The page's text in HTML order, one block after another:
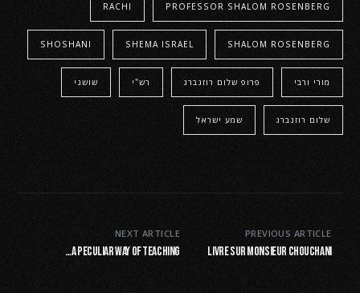
PROFESSOR SHALOM ROSENBERG
RACHI
SHALOM ROSENBERG
SHEMA ISRAEL
SHOSHANI
מורי ורבי פרופ שלום רוזנברג רש"י שושני
שלום רוזנברג שמע ישראל
PREVIOUS ARTICLE
Livre sur Monsieur Chouchani
NEXT ARTICLE
A peculiar way of teaching…